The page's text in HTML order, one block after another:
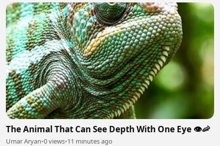
The Animal That Can See Depth With One Eye 👁️🦐
Umar Aryan•0 views•11 minutes ago